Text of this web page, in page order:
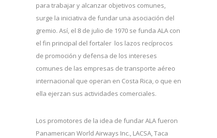
para trabajar y alcanzar objetivos comunes,
surge la iniciativa de fundar una asociación del
gremio. Así, el 8 de julio de 1970 se funda ALA con
el fin principal del fortaler los lazos recíprocos
de promoción y defensa de los intereses
comunes de las empresas de transporte aéreo
internacional que operan en Costa Rica, o que en
ella ejerzan sus actividades comerciales.
Los promotores de la idea de fundar ALA fueron
Panamerican World Airways Inc., LACSA, Taca